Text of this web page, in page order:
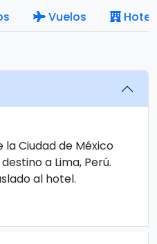
Vuelos
Ciudad de México
a Lima, Perú.
al hotel.